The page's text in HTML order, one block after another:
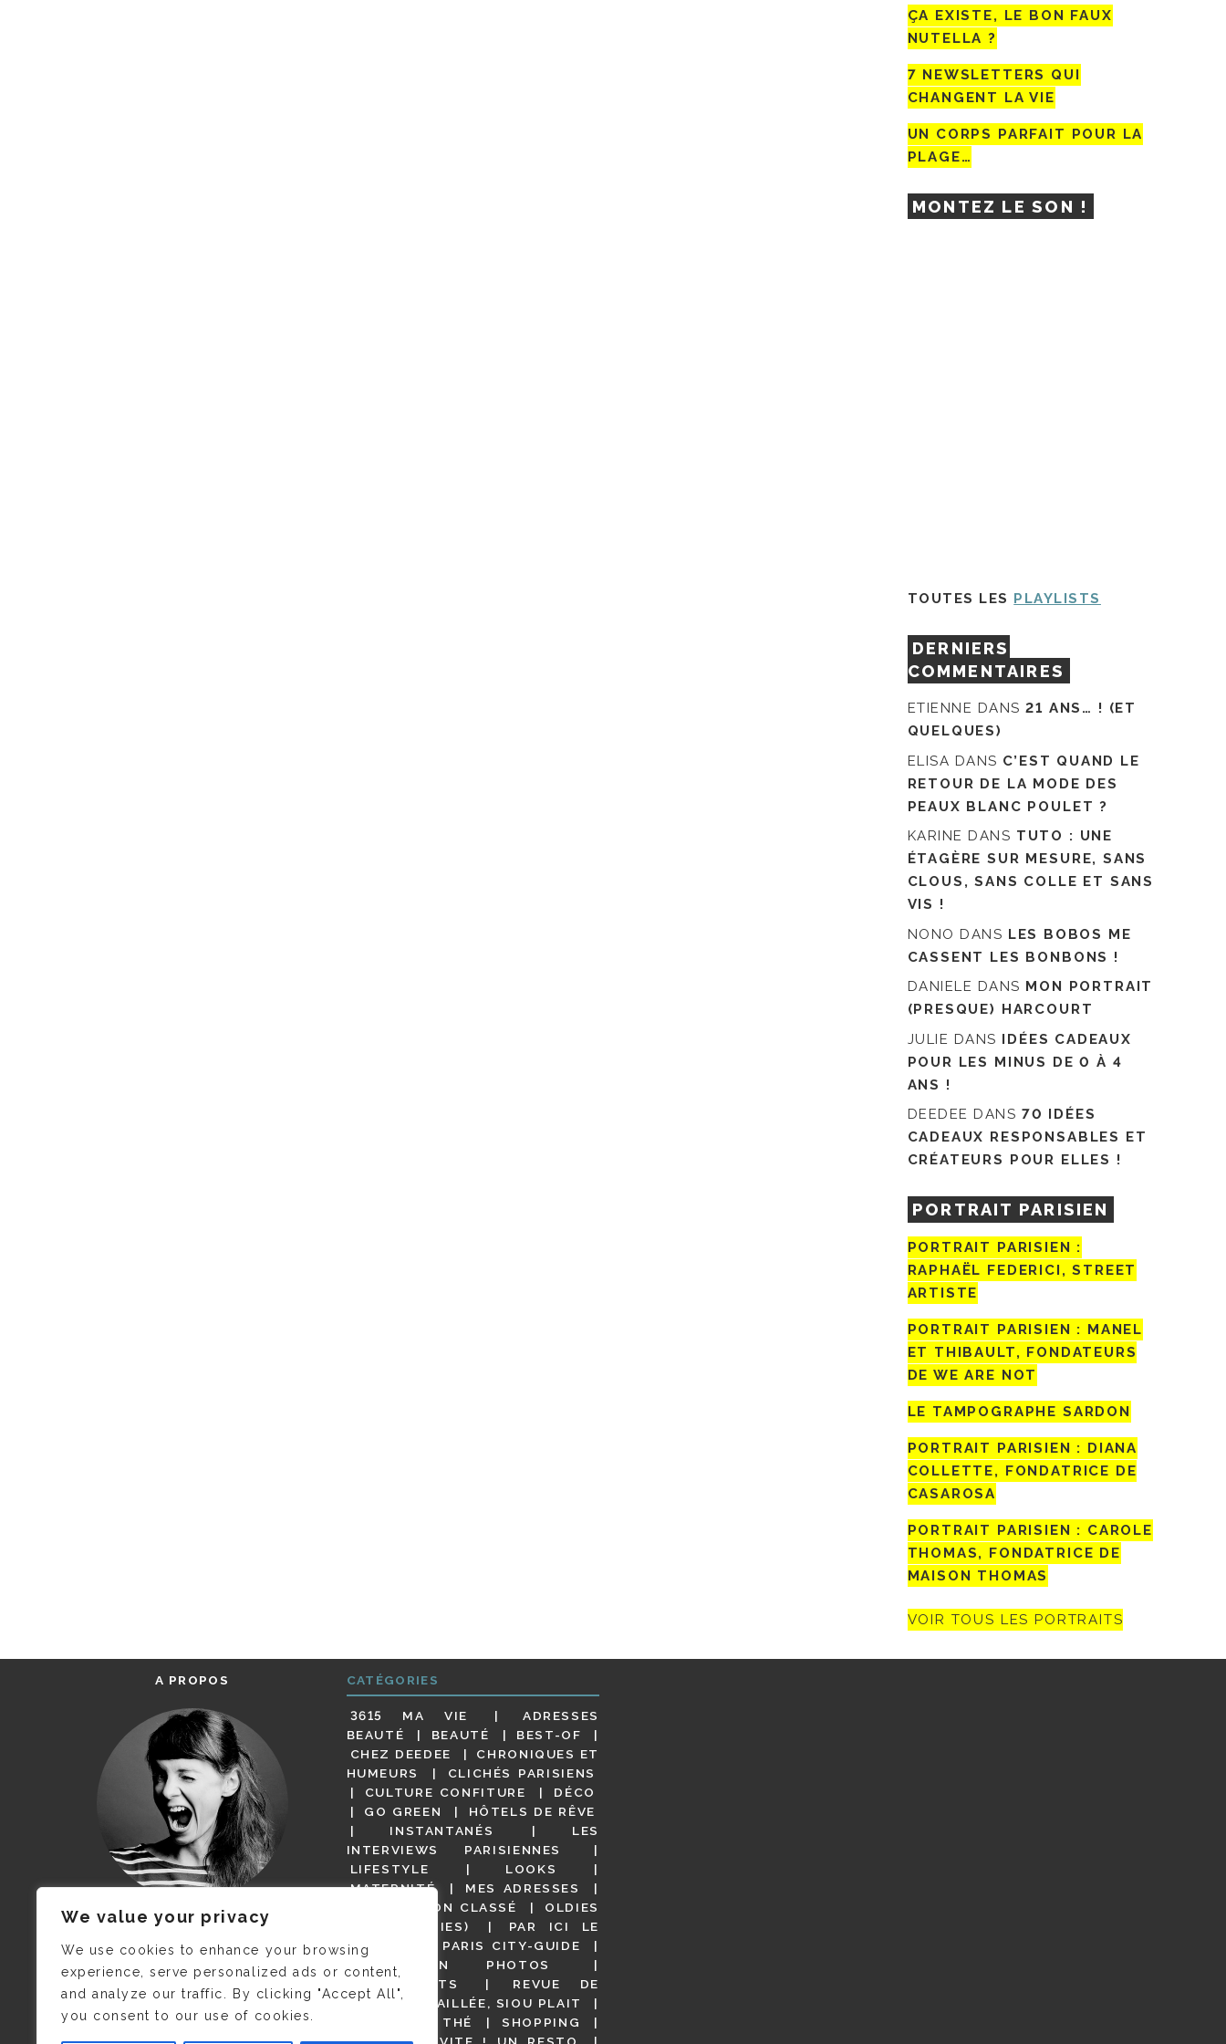
We value your privacy
We use cookies to enhance your browsing
experience, serve personalized ads or content,
and analyze our traffic. By clicking "Accept All",
you consent to our use of cookies.
ÇA EXISTE, LE BON FAUX
NUTELLA ?
7 NEWSLETTERS QUI
CHANGENT LA VIE
UN CORPS PARFAIT POUR LA
PLAGE…
MONTEZ LE SON !
TOUTES LES PLAYLISTS
DERNIERS
COMMENTAIRES
ETIENNE DANS21 ANS… ! (ET
QUELQUES)
ELISA DANS C’EST QUAND LE
RETOUR DE LA MODE DES
PEAUX BLANC POULET ?
KARINE DANS TUTO : UNE
ÉTAGÈRE SUR MESURE, SANS
CLOUS, SANS COLLE ET SANS
VIS !
NONO DANS LES BOBOS ME
CASSENT LES BONBONS !
DANIELE DANS MON PORTRAIT
(PRESQUE) HARCOURT
JULIE DANS IDÉES CADEAUX
POUR LES MINUS DE 0 À 4
ANS !
DEEDEE DANS 70 IDÉES
CADEAUX RESPONSABLES ET
CRÉATEURS POUR ELLES !
PORTRAIT PARISIEN
PORTRAIT PARISIEN :
RAPHAËL FEDERICI, STREET
ARTISTE
PORTRAIT PARISIEN : MANEL
ET THIBAULT, FONDATEURS
DE WE ARE NOT
LE TAMPOGRAPHE SARDON
PORTRAIT PARISIEN : DIANA
COLLETTE, FONDATRICE DE
CASAROSA
PORTRAIT PARISIEN : CAROLE
THOMAS, FONDATRICE DE
MAISON THOMAS
VOIR TOUS LES PORTRAITS
A PROPOS
JE M’APPELLE DELPHINE MAIS
C’EST ©CAMILLE COLLIN QUI A
PRIS CETTE PHOTO !
CATÉGORIES
3615 MA VIE
ADRESSES
BEAUTÉ
BEAUTÉ
BEST-OF
CHEZ DEEDEE
CHRONIQUES ET
HUMEURS
CLICHÉS PARISIENS
CULTURE CONFITURE
DÉCO
GO GREEN
HÔTELS DE RÊVE
INSTANTANÉS
LES
INTERVIEWS PARISIENNES
LIFESTYLE
LOOKS
MATERNITÉ
MES ADRESSES
NON CLASSÉ
OLDIES
(BUT GOODIES)
PAR ICI LE
MAGOT !
PARIS CITY-GUIDE
PARIS EN PHOTOS
RESTAURANTS
REVUE DE
PRESSE DÉTAILLÉE, SIOU PLAIT
SALONS DE THÉ
SHOPPING
VIDÉOS
VITE ! UN RESTO